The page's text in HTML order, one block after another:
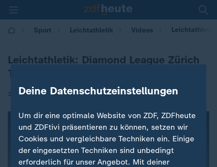
Sport Leichtathletik Videos
Leichtathletik: Diamond League Zürich
Tag 2
28.08.2025 | 18:25
Deine Datenschutzeinstellungen
Um dir eine optimale Website von ZDF, ZDFheute
und ZDFtivi präsentieren zu können, setzen wir
Cookies und vergleichbare Techniken ein. Einige
der eingesetzten Techniken sind unbedingt
erforderlich für unser Angebot. Mit deiner